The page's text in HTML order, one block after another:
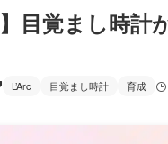
】目覚まし時
L’Arc 目覚まし時計 育成